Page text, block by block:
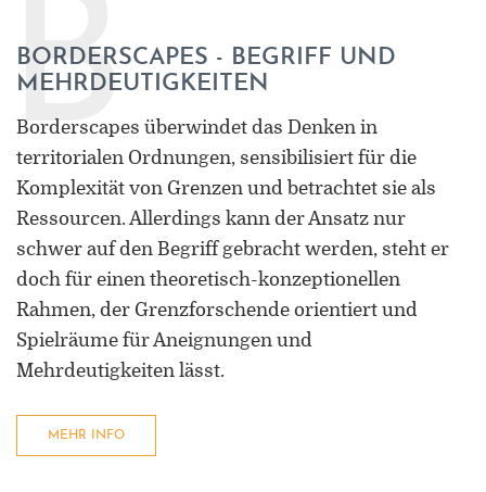
BORDERSCAPES - BEGRIFF UND
MEHRDEUTIGKEITEN
B
Borderscapes überwindet das Denken in
territorialen Ordnungen, sensibilisiert für die
Komplexität von Grenzen und betrachtet sie als
Ressourcen. Allerdings kann der Ansatz nur
schwer auf den Begriff gebracht werden, steht er
doch für einen theoretisch-konzeptionellen
Rahmen, der Grenzforschende orientiert und
Spielräume für Aneignungen und
Mehrdeutigkeiten lässt.
MEHR INFO